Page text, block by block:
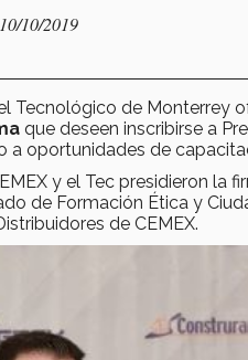
10/2019
Tecnológico de Monterrey
que deseen inscribirse a
oportunidades de
y el Tec presidieron la
de Formación Ética y
de CEMEX.